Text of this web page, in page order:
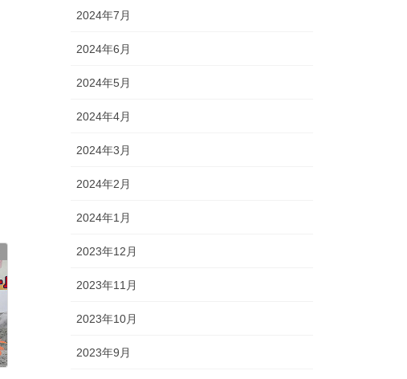
2024年7月
2024年6月
2024年5月
2024年4月
2024年3月
2024年2月
2024年1月
2023年12月
2023年11月
2023年10月
2023年9月